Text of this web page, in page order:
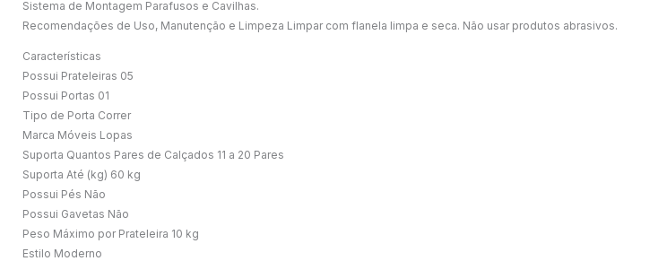
Sistema de Montagem Parafusos e Cavilhas.
Recomendações de Uso, Manutenção e Limpeza Limpar com flanela limpa e seca. Não usar produtos abrasivos.
Características
Possui Prateleiras 05
Possui Portas 01
Tipo de Porta Correr
Marca Móveis Lopas
Suporta Quantos Pares de Calçados 11 a 20 Pares
Suporta Até (kg) 60 kg
Possui Pés Não
Possui Gavetas Não
Peso Máximo por Prateleira 10 kg
Estilo Moderno